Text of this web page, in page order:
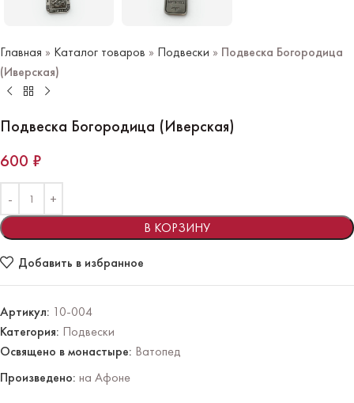
Главная » Каталог товаров » Подвески » Подвеска Богородица
(Иверская)
Подвеска Богородица (Иверская)
600 ₽
В КОРЗИНУ
Добавить в избранное
Артикул: 10-004
Категория: Подвески
Освящено в монастыре: Ватопед
Произведено: на Афоне